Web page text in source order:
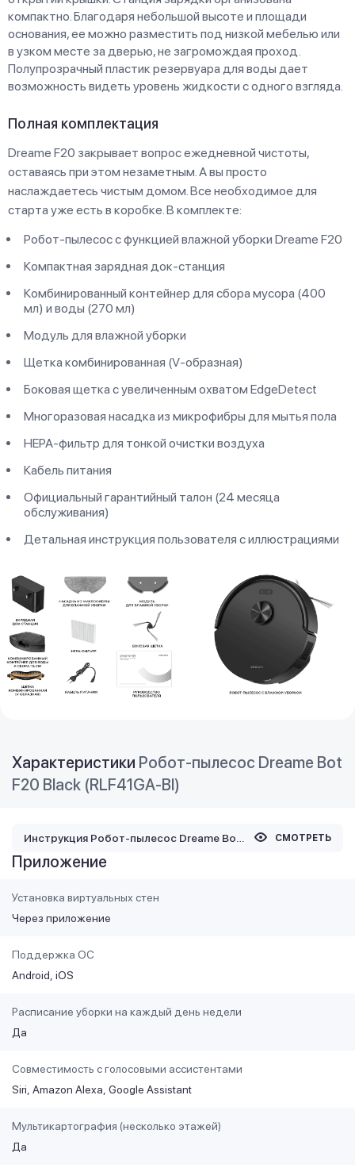
компактно. Благодаря небольшой высоте и площади
основания, ее можно разместить под низкой мебелью или
в узком месте за дверью, не загромождая проход.
Полупрозрачный пластик резервуара для воды дает
возможность видеть уровень жидкости с одного взгляда.
Полная комплектация
Dreame F20 закрывает вопрос ежедневной чистоты,
оставаясь при этом незаметным. А вы просто
наслаждаетесь чистым домом. Все необходимое для
старта уже есть в коробке. В комплекте:
Робот-пылесос с функцией влажной уборки Dreame F20
Компактная зарядная док-станция
Комбинированный контейнер для сбора мусора (400
мл) и воды (270 мл)
Модуль для влажной уборки
Щетка комбинированная (V-образная)
Боковая щетка с увеличенным охватом EdgeDetect
Многоразовая насадка из микрофибры для мытья пола
HEPA-фильтр для тонкой очистки воздуха
Кабель питания
Официальный гарантийный талон (24 месяца
обслуживания)
Детальная инструкция пользователя с иллюстрациями
Характеристики Робот-пылесос Dreame Bot
F20 Black (RLF41GA-Bl)
Инструкция Робот-пылесос Dreame Bot F20 Black (RLF41GA-Bl) СМОТРЕТЬ
Приложение
Установка виртуальных стен
Через приложение
Поддержка ОС
Android iOS
Расписание уборки на каждый день недели
Да
Совместимость с голосовыми ассистентами
Siri Amazon Alexa Google Assistant
Мультикартография (несколько этажей)
Да